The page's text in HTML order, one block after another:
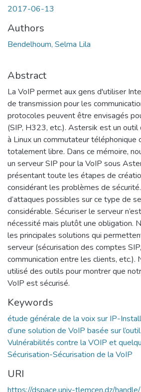
2017-06-13
Authors
Bendelhoum, Selma Lila
Abstract
La VoIP permet aux gens d'utiliser
de transmission pour les
protocoles peuvent être envisagés
(SIP, H323, etc.). Astersik est un
à Linux un commutateur téléphonique
totalement libre. Dans ce mémoire,
un serveur SIP pour la VoIP sous
présentant toute les étapes de
considérant les problèmes de
d’attaques possibles sur ce type de
considérable. Sécuriser le serveur
nécessité mais plutôt une obligation.
les principales solutions qui
serveur (sécurisation des comptes
communication entre les clients, etc.).
utilisé des outils pour montrer que
VoIP est sécurisé.
Keywords
étude générale de la voix sur IP-
d’une solution de VoIP basée sur
Vulnérabilités contre la VOIP et
Sécurisation-Sécurisation de la VoIP
URI